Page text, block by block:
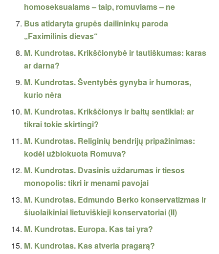
homoseksualams – taip, romuviams – ne
Bus atidaryta grupės dailininkų paroda
„Faximilinis dievas“
M. Kundrotas. Krikščionybė ir tautiškumas: karas
ar darna?
M. Kundrotas. Šventybės gynyba ir humoras,
kurio nėra
M. Kundrotas. Krikščionys ir baltų sentikiai: ar
tikrai tokie skirtingi?
M. Kundrotas. Religinių bendrijų pripažinimas:
kodėl užblokuota Romuva?
M. Kundrotas. Dvasinis uždarumas ir tiesos
monopolis: tikri ir menami pavojai
M. Kundrotas. Edmundo Berko konservatizmas ir
šiuolaikiniai lietuviškieji konservatoriai (II)
M. Kundrotas. Europa. Kas tai yra?
M. Kundrotas. Kas atveria pragarą?